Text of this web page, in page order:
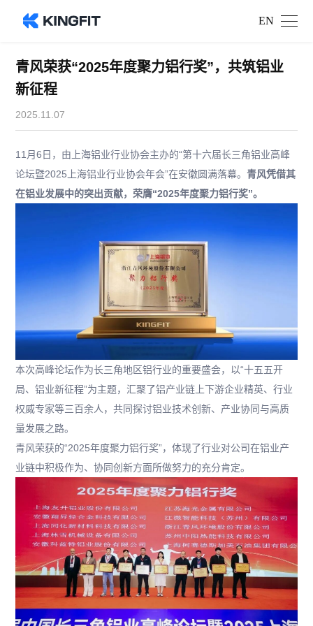
EN
青风荣获“2025年度聚力铝行奖”，共筑铝业
新征程
2025.11.07
11月6日，由上海铝业行业协会主办的“第十六届长三角铝业高峰
论坛暨2025上海铝业行业协会年会”在安徽圆满落幕。青风凭借其
在铝业发展中的突出贡献，荣膺“2025年度聚力铝行奖”。
本次高峰论坛作为长三角地区铝行业的重要盛会，以“十五五开
局、铝业新征程”为主题，汇聚了铝产业链上下游企业精英、行业
权威专家等三百余人，共同探讨铝业技术创新、产业协同与高质
量发展之路。
青风荣获的“2025年度聚力铝行奖”，体现了行业对公司在铝业产
业链中积极作为、协同创新方面所做努力的充分肯定。